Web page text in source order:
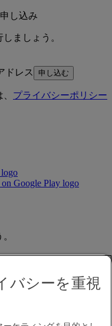
し込み
ましょう。
ドレス
申し込む
プライバシーポリシー
バシーを重視